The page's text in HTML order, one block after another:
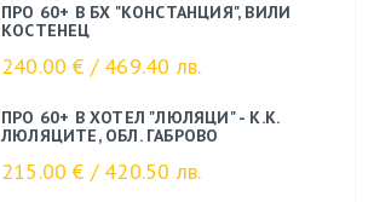
ПРО 60+ В БХ "КОНСТАНЦИЯ", ВИЛИ
КОСТЕНЕЦ
240.00 € / 469.40 лв.
ПРО 60+ В ХОТЕЛ "ЛЮЛЯЦИ" - К.К.
ЛЮЛЯЦИТЕ, ОБЛ. ГАБРОВО
215.00 € / 420.50 лв.